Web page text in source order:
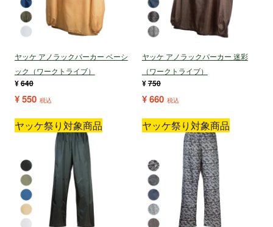
ヤッケ アノラックパーカー ベーシ
ック（ワークトライブ）
¥640
¥550 税込
ヤッケ アノラックパーカー 迷彩
（ワークトライブ）
¥750
¥660 税込
ヤッケ祭り対象商品 ヤッケ祭り対象商品